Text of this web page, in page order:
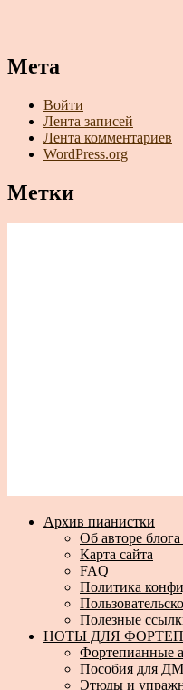
Мета
Войти
Лента записей
Лента комментариев
WordPress.org
Метки
Архив пианистки
Об авторе
Карта сайта
FAQ
Политика
Полезные
НОТЫ ДЛЯ
Фортепианные
Пособия для
Этюды и